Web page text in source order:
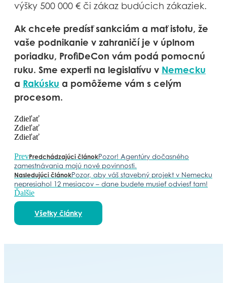
výšky 500 000 € či zákaz budúcich zákaziek.
Ak chcete predísť sankciám a mať istotu, že
vaše podnikanie v zahraničí je v úplnom
poriadku, ProfiDeCon vám podá pomocnú
ruku. Sme experti na legislatívu v Nemecku
a Rakúsku a pomôžeme vám s celým
procesom.
Zdieľať
Zdieľať
Zdieľať
PrevPredchádzajúci článokPozor! Agentúry dočasného
zamestnávania majú nové povinnosti.
Nasledujúci článokPozor, aby váš stavebný projekt v Nemecku
nepresiahol 12 mesiacov – dane budete musieť odviesť tam!
Ďalšie
Všetky články